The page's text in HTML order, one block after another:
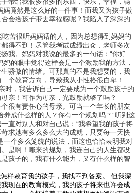
竟然是这么好的一件事！而我又为孩子做
会给孩子带去幸福感呢？我陷入了深深的
苦很听妈妈话的人，因为总想得到妈妈的
得不到！尽管我考试成绩出众，老师多次
我。妈妈对我说的最多的一句话：“你好
妈的眼中觉得这样会是一个激励我的方法，
骄傲的情绪。可那真的不是我想要的，我
个教育方向，导致我从小性格很自卑！
时，我告诉自己一定要成为一个鼓励孩子的
亲！可作为母亲，光鼓励就够了吗？
很有责任心的母亲。可当一个年长的朋友
养成什么样的人？你有一个规划吗？”听到这
直对别人和对自己说：“我希望我的孩子将
求她有多么多么大的成就，只要每一天快
一个多么笼统的说法，而这也恰恰表明我对
是啊！哪来的规划，我连自己的人生都没
孩子的，我有什么能力，又有什么样的智
样教育我的孩子，我找不到答案。 但我深
现在的教育模式，我的孩子将来也许会成